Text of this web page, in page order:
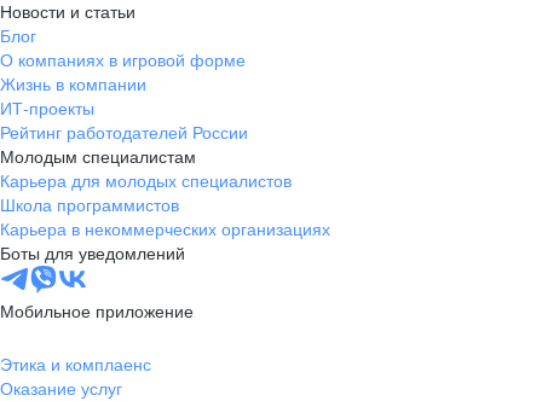
Новости и статьи
Блог
О компаниях в игровой форме
Жизнь в компании
ИТ-проекты
Рейтинг работодателей России
Молодым специалистам
Карьера для молодых специалистов
Школа программистов
Карьера в некоммерческих организациях
Боты для уведомлений
Мобильное приложение
Этика и комплаенс
Оказание услуг